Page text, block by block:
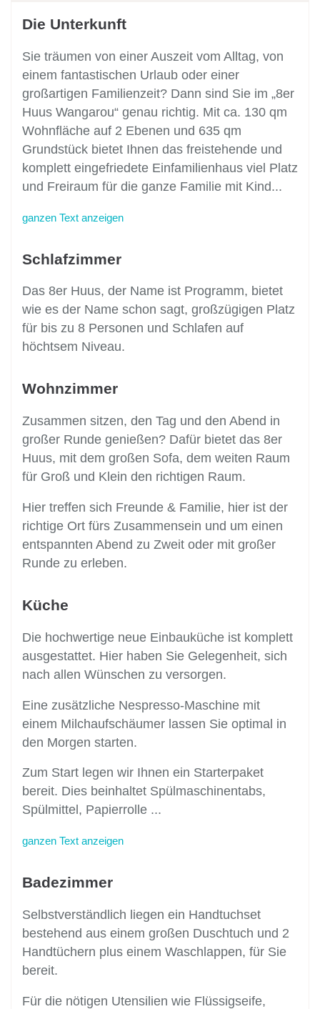
Die Unterkunft
Sie träumen von einer Auszeit vom Alltag, von
einem fantastischen Urlaub oder einer
großartigen Familienzeit? Dann sind Sie im „8er
Huus Wangarou“ genau richtig. Mit ca. 130 qm
Wohnfläche auf 2 Ebenen und 635 qm
Grundstück bietet Ihnen das freistehende und
komplett eingefriedete Einfamilienhaus viel Platz
und Freiraum für die ganze Familie mit Kind...
ganzen Text anzeigen
Schlafzimmer
Das 8er Huus, der Name ist Programm, bietet
wie es der Name schon sagt, großzügigen Platz
für bis zu 8 Personen und Schlafen auf
höchtsem Niveau.
Wohnzimmer
Zusammen sitzen, den Tag und den Abend in
großer Runde genießen? Dafür bietet das 8er
Huus, mit dem großen Sofa, dem weiten Raum
für Groß und Klein den richtigen Raum.
Hier treffen sich Freunde & Familie, hier ist der
richtige Ort fürs Zusammensein und um einen
entspannten Abend zu Zweit oder mit großer
Runde zu erleben.
Küche
Die hochwertige neue Einbauküche ist komplett
ausgestattet. Hier haben Sie Gelegenheit, sich
nach allen Wünschen zu versorgen.
Eine zusätzliche Nespresso-Maschine mit
einem Milchaufschäumer lassen Sie optimal in
den Morgen starten.
Zum Start legen wir Ihnen ein Starterpaket
bereit. Dies beinhaltet Spülmaschinentabs,
Spülmittel, Papierrolle ...
ganzen Text anzeigen
Badezimmer
Selbstverständlich liegen ein Handtuchset
bestehend aus einem großen Duschtuch und 2
Handtüchern plus einem Waschlappen, für Sie
bereit.
Für die nötigen Utensilien wie Flüssigseife,